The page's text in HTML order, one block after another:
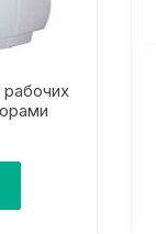
рабочих